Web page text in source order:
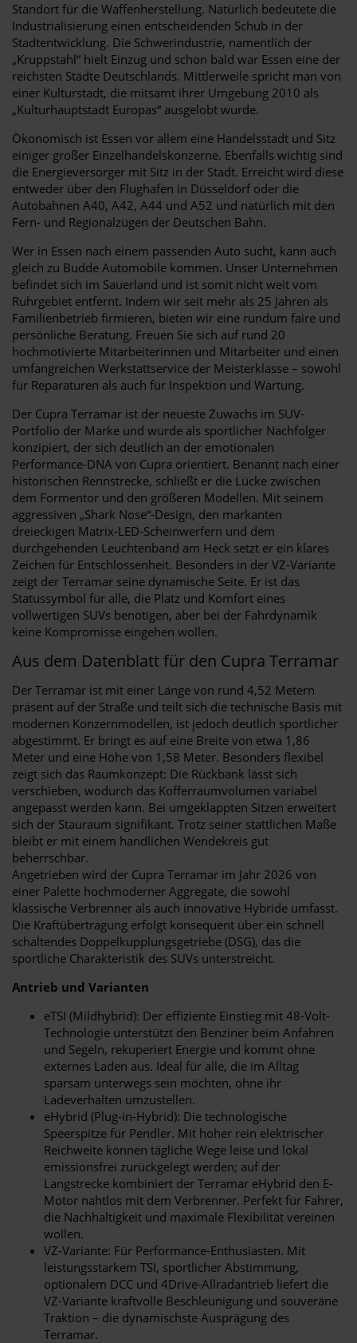
Standort für die Waffenherstellung. Natürlich bedeutete die
Industrialisierung einen entscheidenden Schub in der
Stadtentwicklung. Die Schwerindustrie, namentlich der
„Kruppstahl“ hielt Einzug und schon bald war Essen eine der
reichsten Städte Deutschlands. Mittlerweile spricht man von
einer Kulturstadt, die mitsamt ihrer Umgebung 2010 als
„Kulturhauptstadt Europas“ ausgelobt wurde.
Ökonomisch ist Essen vor allem eine Handelsstadt und Sitz
einiger großer Einzelhandelskonzerne. Ebenfalls wichtig sind
die Energieversorger mit Sitz in der Stadt. Erreicht wird diese
entweder über den Flughafen in Düsseldorf oder die
Autobahnen A40, A42, A44 und A52 und natürlich mit den
Fern- und Regionalzügen der Deutschen Bahn.
Wer in Essen nach einem passenden Auto sucht, kann auch
gleich zu Budde Automobile kommen. Unser Unternehmen
befindet sich im Sauerland und ist somit nicht weit vom
Ruhrgebiet entfernt. Indem wir seit mehr als 25 Jahren als
Familienbetrieb firmieren, bieten wir eine rundum faire und
persönliche Beratung. Freuen Sie sich auf rund 20
hochmotivierte Mitarbeiterinnen und Mitarbeiter und einen
umfangreichen Werkstattservice der Meisterklasse – sowohl
für Reparaturen als auch für Inspektion und Wartung.
Der Cupra Terramar ist der neueste Zuwachs im SUV-
Portfolio der Marke und wurde als sportlicher Nachfolger
konzipiert, der sich deutlich an der emotionalen
Performance-DNA von Cupra orientiert. Benannt nach einer
historischen Rennstrecke, schließt er die Lücke zwischen
dem Formentor und den größeren Modellen. Mit seinem
aggressiven „Shark Nose“-Design, den markanten
dreieckigen Matrix-LED-Scheinwerfern und dem
durchgehenden Leuchtenband am Heck setzt er ein klares
Zeichen für Entschlossenheit. Besonders in der VZ-Variante
zeigt der Terramar seine dynamische Seite. Er ist das
Statussymbol für alle, die Platz und Komfort eines
vollwertigen SUVs benötigen, aber bei der Fahrdynamik
keine Kompromisse eingehen wollen.
Aus dem Datenblatt für den Cupra Terramar
Der Terramar ist mit einer Länge von rund 4,52 Metern
präsent auf der Straße und teilt sich die technische Basis mit
modernen Konzernmodellen, ist jedoch deutlich sportlicher
abgestimmt. Er bringt es auf eine Breite von etwa 1,86
Meter und eine Höhe von 1,58 Meter. Besonders flexibel
zeigt sich das Raumkonzept: Die Rückbank lässt sich
verschieben, wodurch das Kofferraumvolumen variabel
angepasst werden kann. Bei umgeklappten Sitzen erweitert
sich der Stauraum signifikant. Trotz seiner stattlichen Maße
bleibt er mit einem handlichen Wendekreis gut
beherrschbar.
Angetrieben wird der Cupra Terramar im Jahr 2026 von
einer Palette hochmoderner Aggregate, die sowohl
klassische Verbrenner als auch innovative Hybride umfasst.
Die Kraftübertragung erfolgt konsequent über ein schnell
schaltendes Doppelkupplungsgetriebe (DSG), das die
sportliche Charakteristik des SUVs unterstreicht.
Antrieb und Varianten
eTSI (Mildhybrid): Der effiziente Einstieg mit 48-Volt-
Technologie unterstützt den Benziner beim Anfahren
und Segeln, rekuperiert Energie und kommt ohne
externes Laden aus. Ideal für alle, die im Alltag
sparsam unterwegs sein möchten, ohne ihr
Ladeverhalten umzustellen.
eHybrid (Plug-in-Hybrid): Die technologische
Speerspitze für Pendler. Mit hoher rein elektrischer
Reichweite können tägliche Wege leise und lokal
emissionsfrei zurückgelegt werden; auf der
Langstrecke kombiniert der Terramar eHybrid den E-
Motor nahtlos mit dem Verbrenner. Perfekt für Fahrer,
die Nachhaltigkeit und maximale Flexibilität vereinen
wollen.
VZ-Variante: Für Performance-Enthusiasten. Mit
leistungsstarkem TSI, sportlicher Abstimmung,
optionalem DCC und 4Drive-Allradantrieb liefert die
VZ-Variante kraftvolle Beschleunigung und souveräne
Traktion – die dynamischste Ausprägung des
Terramar.